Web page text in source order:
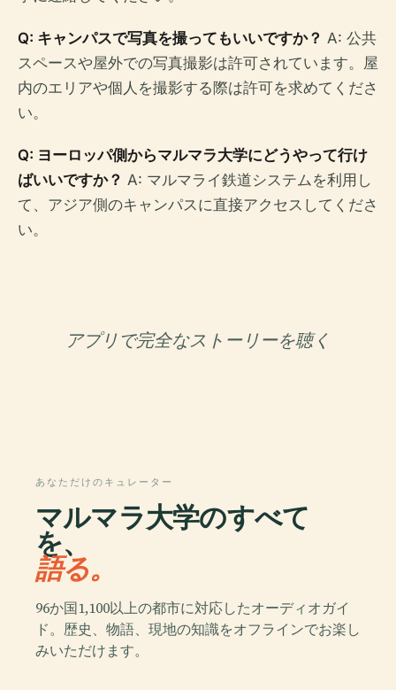
Q: キャンパスで写真を撮ってもいいですか？ A: 公共
スペースや屋外での写真撮影は許可されています。屋
内のエリアや個人を撮影する際は許可を求めてくださ
い。
Q: ヨーロッパ側からマルマラ大学にどうやって行け
ばいいですか？ A: マルマライ鉄道システムを利用し
て、アジア側のキャンパスに直接アクセスしてくださ
い。
アプリで完全なストーリーを聴く
あなただけのキュレーター
マルマラ大学のすべて
を、
語る。
96か国1,100以上の都市に対応したオーディオガイ
ド。歴史、物語、現地の知識をオフラインでお楽し
みいただけます。